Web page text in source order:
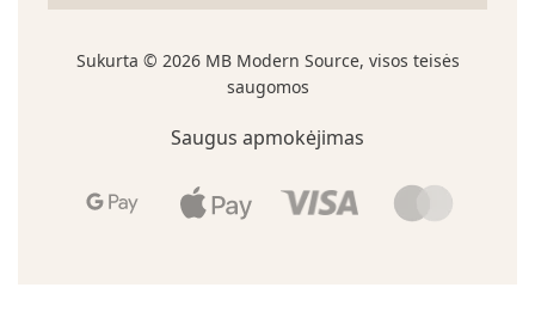
Sukurta © 2026 MB Modern Source, visos teisės
saugomos
Saugus apmokėjimas